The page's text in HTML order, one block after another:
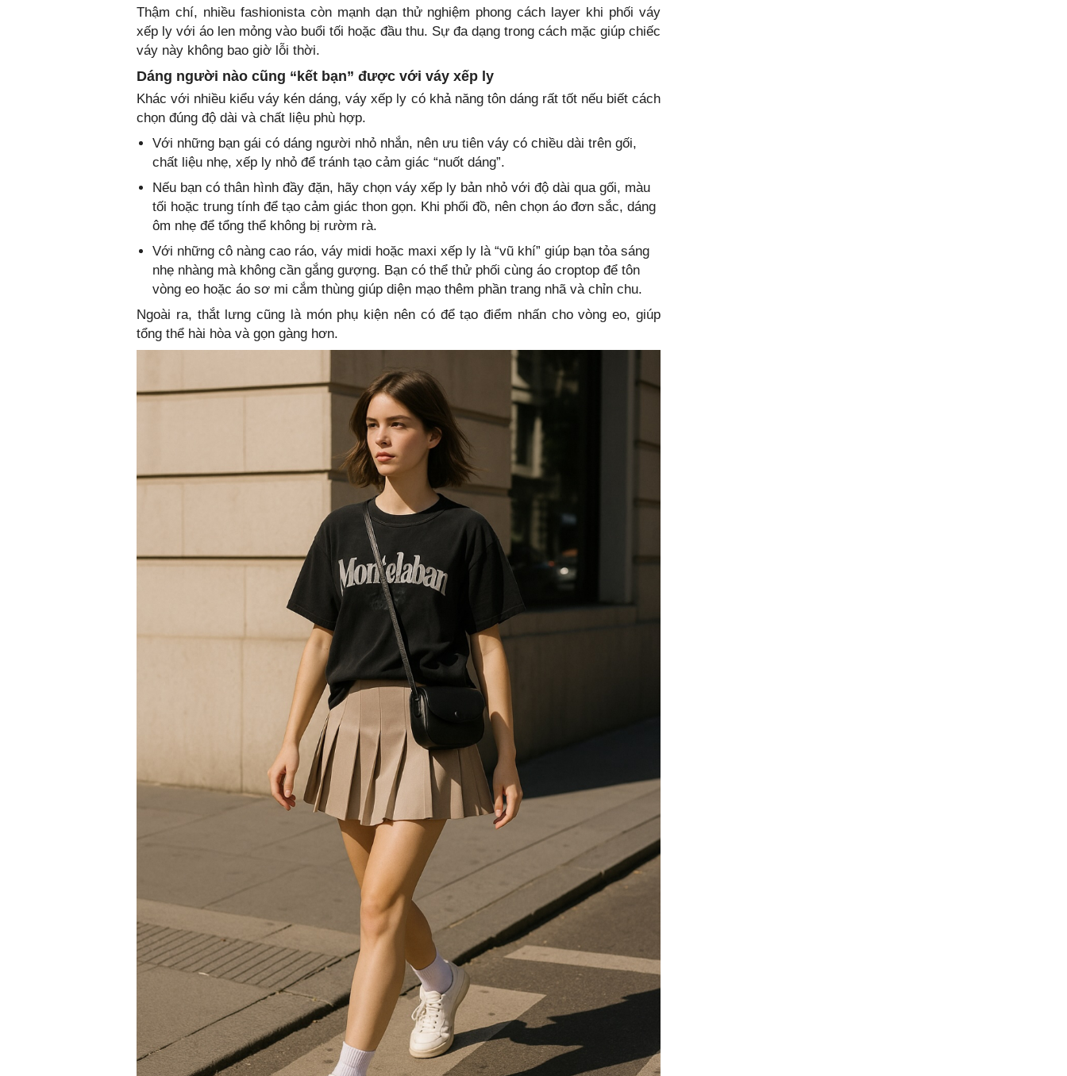
Thậm chí, nhiều fashionista còn mạnh dạn thử nghiệm phong cách layer khi phối váy
xếp ly với áo len mỏng vào buổi tối hoặc đầu thu. Sự đa dạng trong cách mặc giúp chiếc
váy này không bao giờ lỗi thời.
Dáng người nào cũng “kết bạn” được với váy xếp ly
Khác với nhiều kiểu váy kén dáng, váy xếp ly có khả năng tôn dáng rất tốt nếu biết cách
chọn đúng độ dài và chất liệu phù hợp.
Với những bạn gái có dáng người nhỏ nhắn, nên ưu tiên váy có chiều dài trên gối,
chất liệu nhẹ, xếp ly nhỏ để tránh tạo cảm giác “nuốt dáng”.
Nếu bạn có thân hình đầy đặn, hãy chọn váy xếp ly bản nhỏ với độ dài qua gối, màu
tối hoặc trung tính để tạo cảm giác thon gọn. Khi phối đồ, nên chọn áo đơn sắc, dáng
ôm nhẹ để tổng thể không bị rườm rà.
Với những cô nàng cao ráo, váy midi hoặc maxi xếp ly là “vũ khí” giúp bạn tỏa sáng
nhẹ nhàng mà không cần gắng gượng. Bạn có thể thử phối cùng áo croptop để tôn
vòng eo hoặc áo sơ mi cắm thùng giúp diện mạo thêm phần trang nhã và chỉn chu.
Ngoài ra, thắt lưng cũng là món phụ kiện nên có để tạo điểm nhấn cho vòng eo, giúp
tổng thể hài hòa và gọn gàng hơn.